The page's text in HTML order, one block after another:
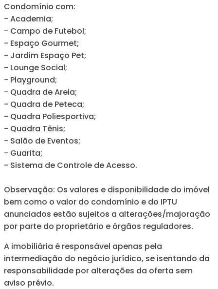
Condomínio com:
- Academia;
- Campo de Futebol;
- Espaço Gourmet;
- Jardim Espaço Pet;
- Lounge Social;
- Playground;
- Quadra de Areia;
- Quadra de Peteca;
- Quadra Poliesportiva;
- Quadra Tênis;
- Salão de Eventos;
- Guarita;
- Sistema de Controle de Acesso.
Observação: Os valores e disponibilidade do imóvel
bem como o valor do condomínio e do IPTU
anunciados estão sujeitos a alterações/majoração
por parte do proprietário e órgãos reguladores.
A imobiliária é responsável apenas pela
intermediação do negócio jurídico, se isentando da
responsabilidade por alterações da oferta sem
aviso prévio.